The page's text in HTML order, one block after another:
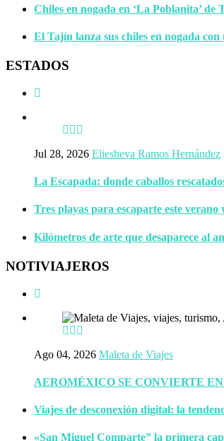
Chiles en nogada en ‘La Poblanita’ de
El Tajín lanza sus chiles en nogada
ESTADOS
Jul 28, 2026 Eliesheva Ramos Hernández
La Escapada: donde caballos
Tres playas para escaparte este
Kilómetros de arte que desaparece al
NOTIVIAJEROS
Ago 04, 2026 Maleta de Viajes
AEROMÉXICO SE CONVIERTE
Viajes de desconexión digital: la
«San Miguel Comparte” la primera